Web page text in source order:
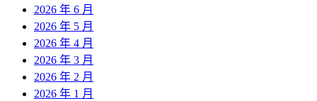
2026 年 6 月
2026 年 5 月
2026 年 4 月
2026 年 3 月
2026 年 2 月
2026 年 1 月